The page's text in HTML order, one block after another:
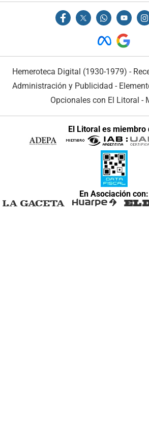
Hemeroteca Digital (1930-1979) -
Administración y Publicidad -
Opcionales con El Litoral -
El Litoral es miembro
En Asociación con: